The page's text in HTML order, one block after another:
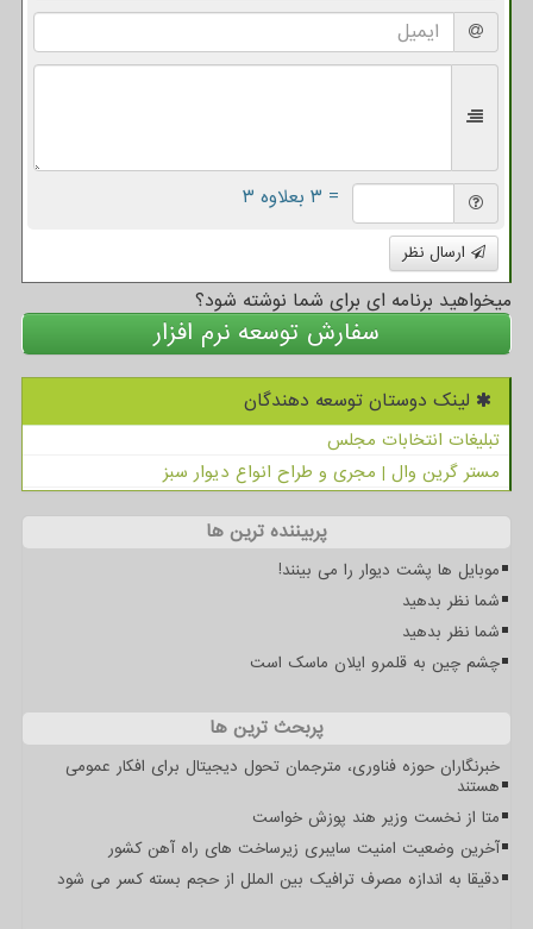
= ۳ بعلاوه ۳
ارسال نظر
میخواهید برنامه ای برای شما نوشته شود؟
سفارش توسعه نرم افزار
لینک دوستان توسعه دهندگان
تبلیغات انتخابات مجلس
مستر گرین وال | مجری و طراح انواع دیوار سبز
پربیننده ترین ها
موبایل ها پشت دیوار را می بینند!
شما نظر بدهید
شما نظر بدهید
چشم چین به قلمرو ایلان ماسک است
پربحث ترین ها
خبرنگاران حوزه فناوری، مترجمان تحول دیجیتال برای افکار عمومی
هستند
متا از نخست وزیر هند پوزش خواست
آخرین وضعیت امنیت سایبری زیرساخت های راه آهن کشور
دقیقا به اندازه مصرف ترافیک بین الملل از حجم بسته کسر می شود